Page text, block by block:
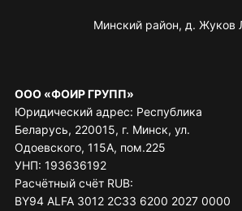
Минский район, д. Жуков
ООО «ФОИР ГРУПП»
Юридический адрес: Республика
Беларусь, 220015, г. Минск, ул.
Одоевского, 115А, пом.225
УНП: 193636192
Расчётный счёт RUB:
BY94 ALFA 3012 2C33 6200 2027 0000